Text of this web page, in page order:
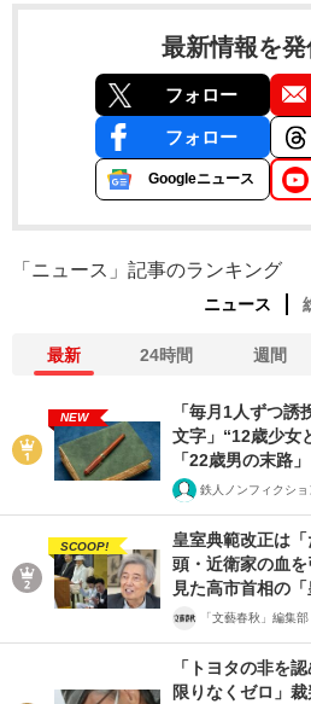
最新情報を発
フォロー
フォロー
Googleニュース
「ニュース」記事のランキング
ニュース
最新 24時間 週間
NEW
「毎月1人ずつ
文字」“12歳少女
「22歳男の末路
鉄人ノンフィクシ
SCOOP!
皇室典範改正は
頭・近衛家の血
見た高市首相の
「文藝春秋」編集部
「トヨタの非を
限りなくゼロ」